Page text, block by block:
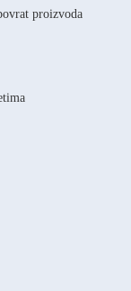
proizvoda